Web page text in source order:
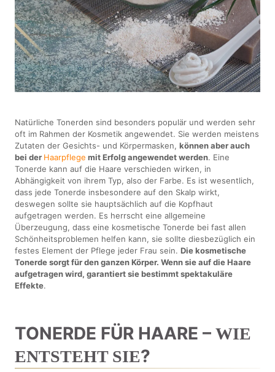
Natürliche Tonerden sind besonders populär und werden sehr
oft im Rahmen der Kosmetik angewendet. Sie werden meistens
Zutaten der Gesichts- und Körpermasken,können aber auch
bei der Haarpflege mit Erfolg angewendet werden. Eine
Tonerde kann auf die Haare verschieden wirken, in
Abhängigkeit von ihrem Typ, also der Farbe. Es ist wesentlich,
dass jede Tonerde insbesondere auf den Skalp wirkt,
deswegen sollte sie hauptsächlich auf die Kopfhaut
aufgetragen werden. Es herrscht eine allgemeine
Überzeugung, dass eine kosmetische Tonerde bei fast allen
Schönheitsproblemen helfen kann, sie sollte diesbezüglich ein
festes Element der Pflege jeder Frau sein.Die kosmetische
Tonerde sorgt für den ganzen Körper. Wenn sie auf die Haare
aufgetragen wird, garantiert sie bestimmt spektakuläre
Effekte.
TONERDE FÜR HAARE –WIE
ENTSTEHT SIE?